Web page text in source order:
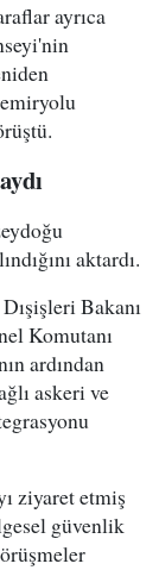
ayrıca
aktardı.
Bakanı
Komutanı
ardından
askeri ve
ziyaret etmiş
güvenlik